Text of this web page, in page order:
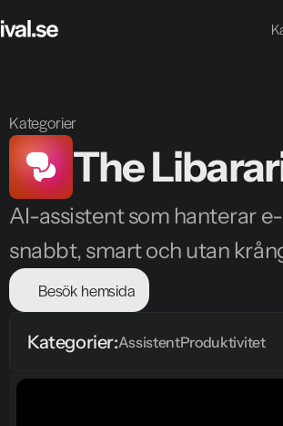
Kategorier
The
AI-assistent som hanterar
snabbt, smart och utan
Besök hemsida
Kategorier:AssistentProduktivitet